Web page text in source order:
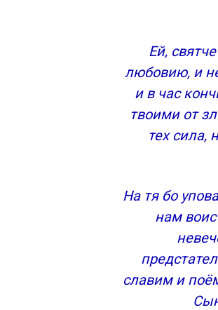
Ей,
любовию, и
и в час
твоими от
тех сила,
На тя бо
нам
славим и